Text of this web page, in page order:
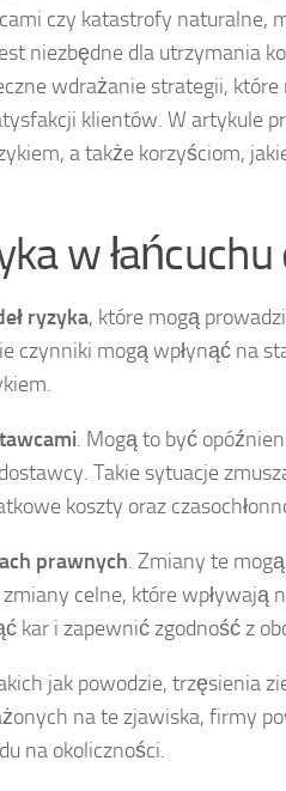
czy katastrofy naturalne,
niezbędne dla utrzymania
wdrażanie strategii, które
klientów. W artykule
a także korzyściom,
w
ryzyka, które mogą
czynniki mogą wpłynąć na
. Mogą to być
Takie sytuacje
koszty oraz
prawnych. Zmiany te
celne, które wpływają
kar i zapewnić zgodność z
jak powodzie, trzęsienia
na te zjawiska, firmy
na okoliczności.